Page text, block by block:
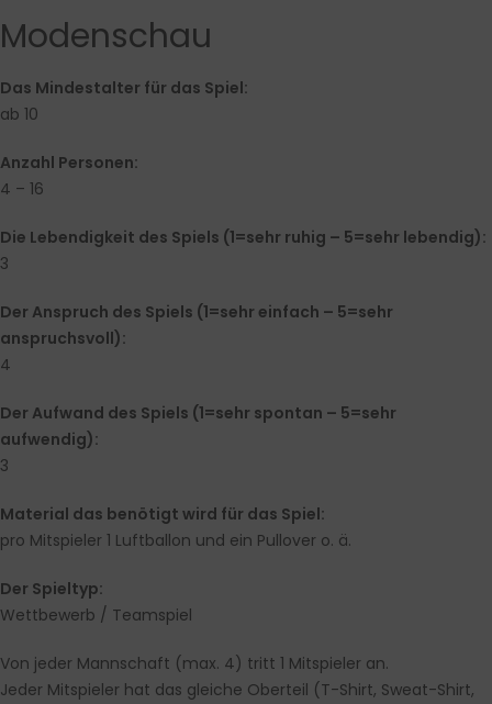
Modenschau
Das Mindestalter für das Spiel:
ab 10
Anzahl Personen:
4 – 16
Die Lebendigkeit des Spiels (1=sehr ruhig – 5=sehr lebendig):
3
Der Anspruch des Spiels (1=sehr einfach – 5=sehr
anspruchsvoll):
4
Der Aufwand des Spiels (1=sehr spontan – 5=sehr
aufwendig):
3
Material das benötigt wird für das Spiel:
pro Mitspieler 1 Luftballon und ein Pullover o. ä.
Der Spieltyp:
Wettbewerb / Teamspiel
Von jeder Mannschaft (max. 4) tritt 1 Mitspieler an.
Jeder Mitspieler hat das gleiche Oberteil (T-Shirt, Sweat-Shirt,